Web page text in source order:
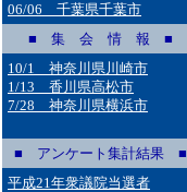
06/06 千葉県千葉市
■ 集 会 情 報 ■
10/1 神奈川県川崎市
1/13 香川県高松市
7/28 神奈川県横浜市
■ アンケート集計結果 ■
平成21年衆議院当選者